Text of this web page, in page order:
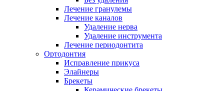
Лечение гранулемы
Лечение каналов
Удаление нерва
Удаление инструмента
Лечение периодонтита
Ортодонтия
Исправление прикуса
Элайнеры
Брекеты